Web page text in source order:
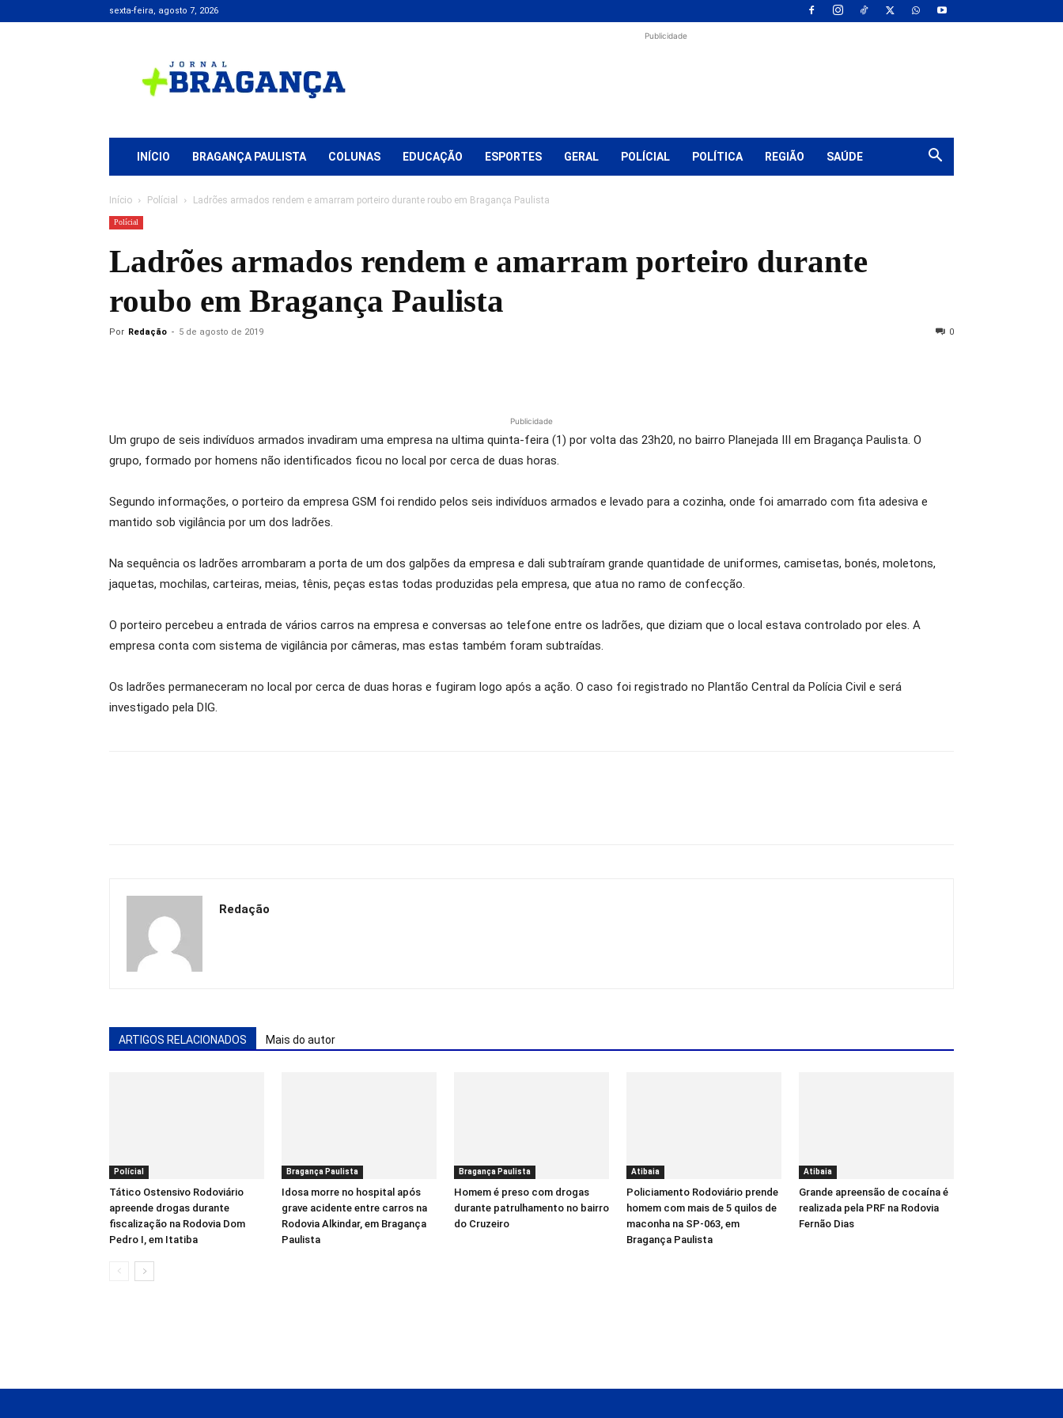
sexta-feira, agosto 7, 2026
+
Bragança
Publicidade
INÍCIO BRAGANÇA PAULISTA COLUNAS EDUCAÇÃO ESPORTES GERAL POLÍCIAL POLÍTICA REGIÃO SAÚDE
Início Polícial Ladrões armados rendem e amarram porteiro durante roubo em Bragança Paulista
Polícial
Ladrões armados rendem e amarram porteiro durante
roubo em Bragança Paulista
Por Redação - 5 de agosto de 2019 0
Publicidade
Um grupo de seis indivíduos armados invadiram uma empresa na ultima quinta-feira (1) por volta das 23h20, no bairro Planejada III em Bragança Paulista. O
grupo, formado por homens não identificados ficou no local por cerca de duas horas.
Segundo informações, o porteiro da empresa GSM foi rendido pelos seis indivíduos armados e levado para a cozinha, onde foi amarrado com fita adesiva e
mantido sob vigilância por um dos ladrões.
Na sequência os ladrões arrombaram a porta de um dos galpões da empresa e dali subtraíram grande quantidade de uniformes, camisetas, bonés, moletons,
jaquetas, mochilas, carteiras, meias, tênis, peças estas todas produzidas pela empresa, que atua no ramo de confecção.
O porteiro percebeu a entrada de vários carros na empresa e conversas ao telefone entre os ladrões, que diziam que o local estava controlado por eles. A
empresa conta com sistema de vigilância por câmeras, mas estas também foram subtraídas.
Os ladrões permaneceram no local por cerca de duas horas e fugiram logo após a ação. O caso foi registrado no Plantão Central da Polícia Civil e será
investigado pela DIG.
Redação
ARTIGOS RELACIONADOS Mais do autor
Polícial
Tático Ostensivo Rodoviário
apreende drogas durante
fiscalização na Rodovia Dom
Pedro I, em Itatiba
Bragança Paulista
Idosa morre no hospital após
grave acidente entre carros na
Rodovia Alkindar, em Bragança
Paulista
Bragança Paulista
Homem é preso com drogas
durante patrulhamento no bairro
do Cruzeiro
Atibaia
Policiamento Rodoviário prende
homem com mais de 5 quilos de
maconha na SP-063, em
Bragança Paulista
Atibaia
Grande apreensão de cocaína é
realizada pela PRF na Rodovia
Fernão Dias